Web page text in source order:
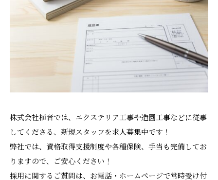
株式会社植音では、エクステリア工事や造園工事などに従事
してくださる、新規スタッフを求人募集中です！
弊社では、資格取得支援制度や各種保険、手当も完備してお
りますので、ご安心ください！
採用に関するご質問は、お電話・ホームページで常時受け付